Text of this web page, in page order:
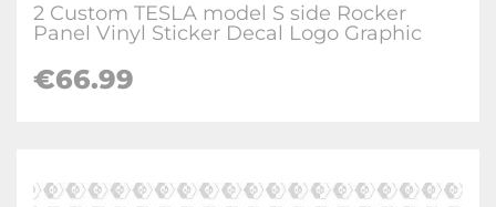
2 Custom TESLA model S side Rocker
Panel Vinyl Sticker Decal Logo Graphic
€66.99